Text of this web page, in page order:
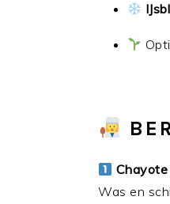
Was en